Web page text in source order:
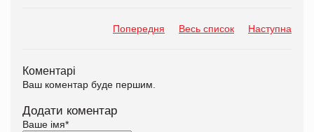
Попередня Весь список Наступна
Коментарі
Ваш коментар буде першим.
Додати коментар
Ваше імя*